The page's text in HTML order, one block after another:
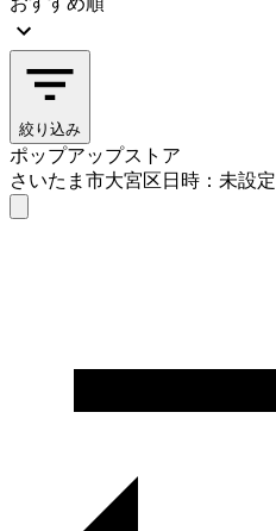
絞り込み
ポップアップストア
さいたま市大宮区日時：未設定